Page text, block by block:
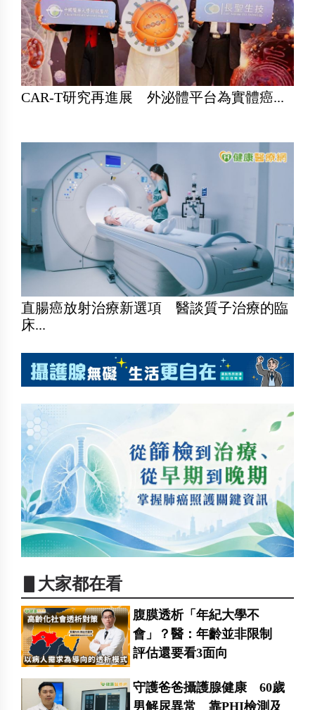
CAR-T研究再進展 外泌體平台為實體癌...
直腸癌放射治療新選項 醫談質子治療的臨
床...
▋大家都在看
腹膜透析「年紀大學不
會」？醫：年齡並非限制
評估還要看3面向
守護爸爸攝護腺健康 60歲
男解尿異常 靠PHI檢測及